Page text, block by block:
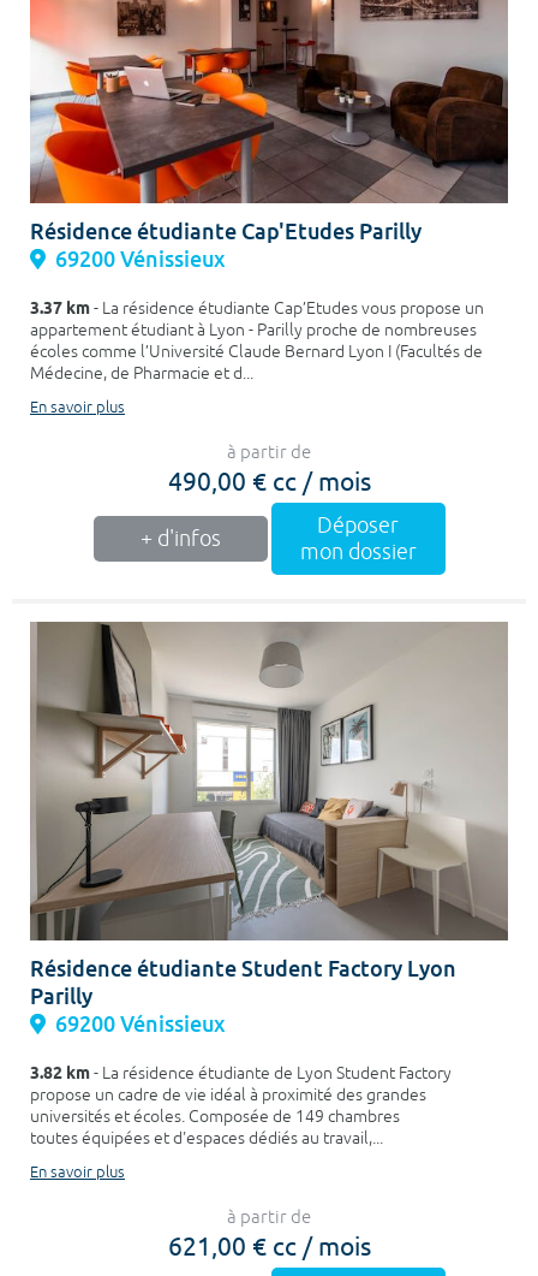
Colocation
Votre date d'entrée
Chercher
Résidence étudiante Cap'Etudes Parilly
69200 Vénissieux
3.37 km- La résidence étudiante Cap’Etudes vous propose un
appartement étudiant à Lyon - Parilly proche de nombreuses
écoles comme l’Université Claude Bernard Lyon I (Facultés de
Médecine, de Pharmacie et d...
En savoir plus
à partir de
490,00 € cc / mois
+ d'infos
Déposer
mon dossier
Résidence étudiante Student Factory Lyon
Parilly
69200 Vénissieux
3.82 km- La résidence étudiante de Lyon Student Factory
propose un cadre de vie idéal à proximité des grandes
universités et écoles. Composée de 149 chambres
toutes équipées et d'espaces dédiés au travail,...
En savoir plus
à partir de
621,00 € cc / mois